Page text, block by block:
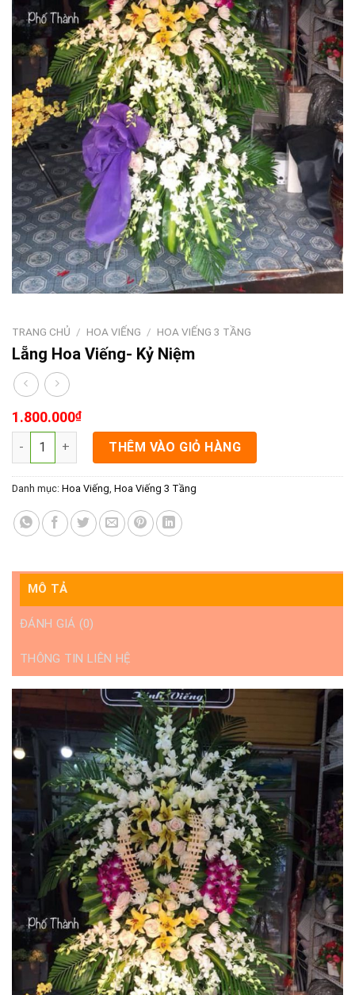
TRANG CHỦ / HOA VIẾNG / HOA VIẾNG 3 TẦNG
Lẵng Hoa Viếng- Kỷ Niệm
1.800.000₫
Lẵng Hoa Viếng- Kỷ Niệm số lượng
THÊM VÀO GIỎ HÀNG
Danh mục: Hoa Viếng Hoa Viếng 3 Tầng
MÔ TẢ
ĐÁNH GIÁ (0)
THÔNG TIN LIÊN HỆ